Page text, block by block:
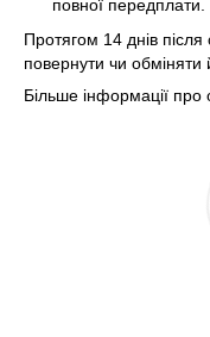
повної передплати.
Протягом 14 днів
повернути чи обміняти
Більше інформації